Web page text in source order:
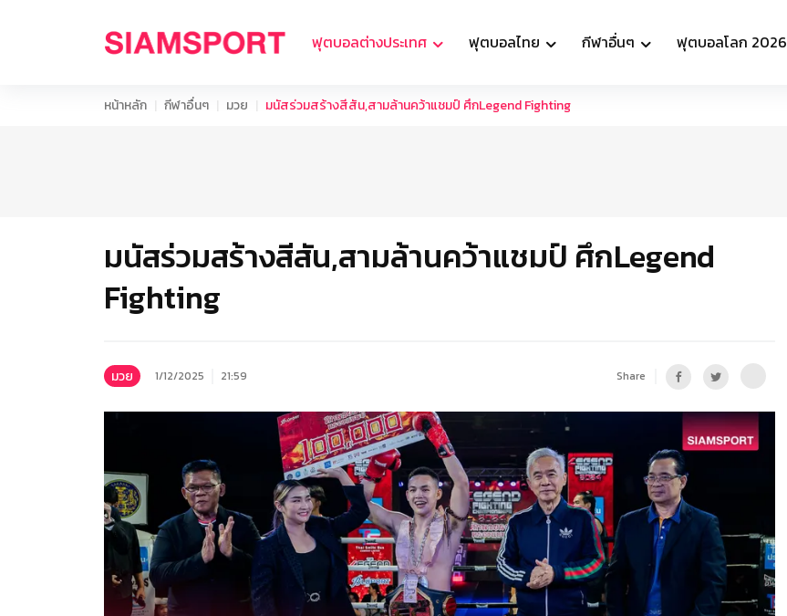
ฟุตบอลต่างประเทศ ฟุตบอลไทย กีฬาอื่นๆ ฟุตบอลโลก 2026
หน้าหลัก กีฬาอื่นๆ มวย มนัสร่วมสร้างสีสัน,สามล้านคว้าแชมป์ ศึกLegend Fighting
มนัสร่วมสร้างสีสัน,สามล้านคว้าแชมป์ ศึกLegend
Fighting
มวย 1/12/2025 21:59 Share